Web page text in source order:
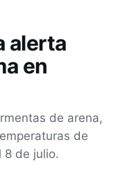
alerta
en
de arena,
de
8 de julio.